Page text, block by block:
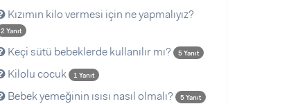
Kızımın kilo vermesi için ne yapmalıyız?
2 Yanıt
Keçi sütü bebeklerde kullanılır mı? 5 Yanıt
Kilolu cocuk 1 Yanıt
Bebek yemeğinin ısısı nasıl olmalı? 5 Yanıt